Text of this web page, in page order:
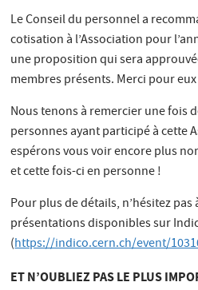
Le Conseil du personnel a
cotisation à l’Association pour
une proposition qui sera
membres présents. Merci pour
Nous tenons à remercier une fois
personnes ayant participé à cette
espérons vous voir encore plus
et cette fois-ci en personne !
Pour plus de détails, n’hésitez
présentations disponibles sur
(https://indico.cern.ch/event/
ET N’OUBLIEZ PAS LE PLUS